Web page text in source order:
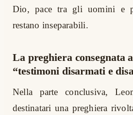
Dio, pace tra gli uomini e
restano inseparabili.
La preghiera consegnata
“testimoni disarmati e
Nella parte conclusiva,
destinatari una preghiera